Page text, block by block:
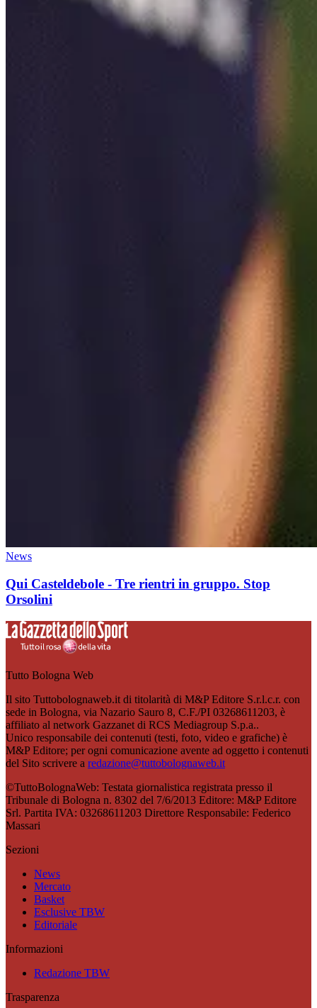
News
Qui Casteldebole - Tre rientri in gruppo. Stop
Orsolini
Tutto Bologna Web
Il sito Tuttobolognaweb.it di titolarità di M&P Editore S.r.l.c.r. con
sede in Bologna, via Nazario Sauro 8, C.F./PI 03268611203, è
affiliato al network Gazzanet di RCS Mediagroup S.p.a..
Unico responsabile dei contenuti (testi, foto, video e grafiche) è
M&P Editore; per ogni comunicazione avente ad oggetto i contenuti
del Sito scrivere a redazione@tuttobolognaweb.it
©TuttoBolognaWeb: Testata giornalistica registrata presso il
Tribunale di Bologna n. 8302 del 7/6/2013 Editore: M&P Editore
Srl. Partita IVA: 03268611203 Direttore Responsabile: Federico
Massari
Sezioni
News
Mercato
Basket
Esclusive TBW
Editoriale
Informazioni
Redazione TBW
Trasparenza